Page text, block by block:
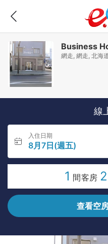
Business
網走, 網走, 北海
線
入住日期
8月7日(週五)
1 間客房 2
查看空